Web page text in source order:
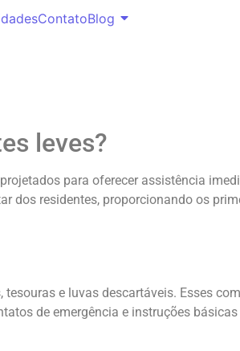
ContatoBlog
leves?
para oferecer assistência
dos residentes, proporcionando os
e luvas descartáveis. Esses
de emergência e instruções